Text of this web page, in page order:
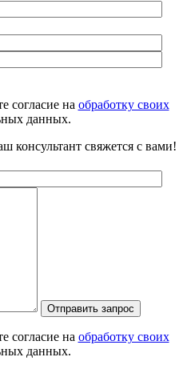
согласие на обработку своих
данных.
консультант свяжется с вами!
согласие на обработку своих
данных.